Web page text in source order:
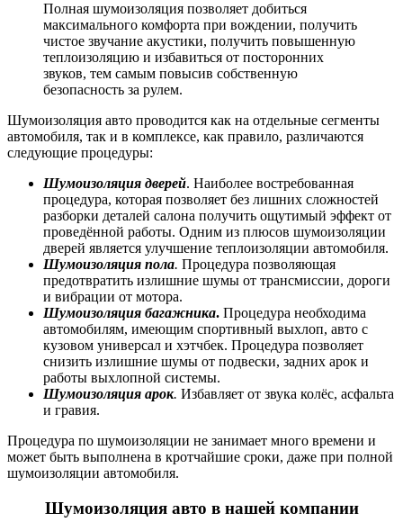
Полная шумоизоляция позволяет добиться
максимального комфорта при вождении, получить
чистое звучание акустики, получить повышенную
теплоизоляцию и избавиться от посторонних
звуков, тем самым повысив собственную
безопасность за рулем.
Шумоизоляция авто проводится как на отдельные сегменты
автомобиля, так и в комплексе, как правило, различаются
следующие процедуры:
Шумоизоляция дверей. Наиболее востребованная
процедура, которая позволяет без лишних сложностей
разборки деталей салона получить ощутимый эффект от
проведённой работы. Одним из плюсов шумоизоляции
дверей является улучшение теплоизоляции автомобиля.
Шумоизоляция пола. Процедура позволяющая
предотвратить излишние шумы от трансмиссии, дороги
и вибрации от мотора.
Шумоизоляция багажника. Процедура необходима
автомобилям, имеющим спортивный выхлоп, авто с
кузовом универсал и хэтчбек. Процедура позволяет
снизить излишние шумы от подвески, задних арок и
работы выхлопной системы.
Шумоизоляция арок. Избавляет от звука колёс, асфальта
и гравия.
Процедура по шумоизоляции не занимает много времени и
может быть выполнена в кротчайшие сроки, даже при полной
шумоизоляции автомобиля.
Шумоизоляция авто в нашей компании